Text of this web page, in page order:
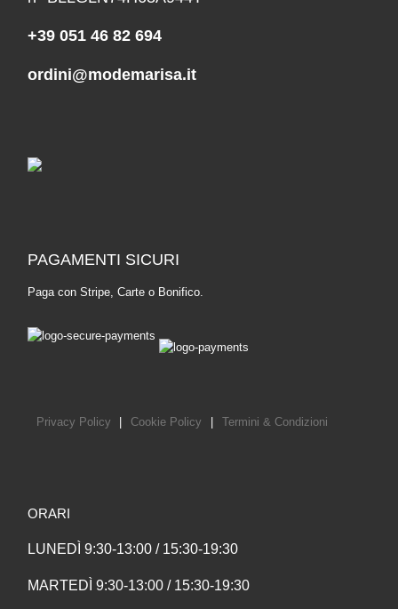
+39 051 46 82 694
ordini@modemarisa.it
PAGAMENTI SICURI
Paga con Stripe, Carte o Bonifico.
Privacy Policy Cookie Policy Termini & Condizioni
ORARI
LUNEDÌ 9:30-13:00 / 15:30-19:30
MARTEDÌ 9:30-13:00 / 15:30-19:30